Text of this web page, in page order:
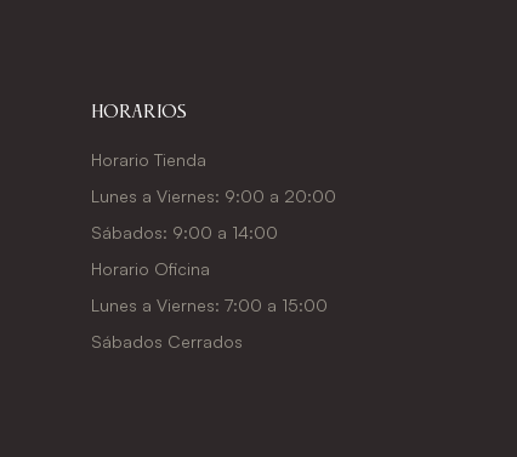
Horarios
Horario Tienda
Lunes a Viernes: 9:00 a 20:00
Sábados: 9:00 a 14:00
Horario Oficina
Lunes a Viernes: 7:00 a 15:00
Sábados Cerrados